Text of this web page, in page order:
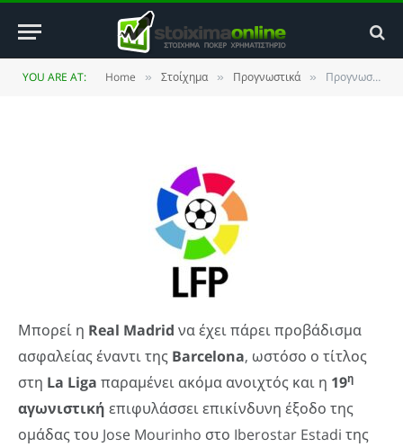
YOU ARE AT: Home » Στοίχημα » Προγνωστικά » Προγνωστικά La Liga: Σε φόρμα ο Benzema και η Espanyol
Espanyol
BY ΚΏΣΤΑΣ ΒΡΟΥΛΉΣ
14 JANUARY 2012
NO COMMENTS 3 MINS READ
Μπορεί η Real Madrid να έχει πάρει προβάδισμα
ασφαλείας έναντι της Barcelona, ωστόσο ο τίτλος
στη La Liga παραμένει ακόμα ανοιχτός και η 19η
αγωνιστική επιφυλάσσει επικίνδυνη έξοδο της
ομάδας του Jose Mourinho στο Iberostar Estadi της